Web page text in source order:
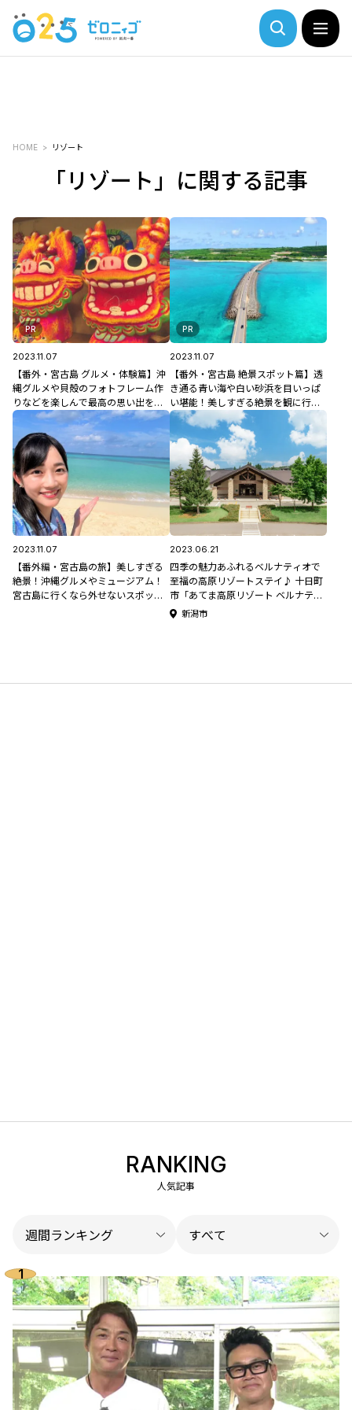
HOME リゾート
「リゾート」に関する記事
PR
2023.11.07
【番外・宮古島 グルメ・体験篇】沖
縄グルメや貝殻のフォトフレーム作
りなどを楽しんで最高の思い出を作
ろう♪
PR
2023.11.07
【番外・宮古島 絶景スポット篇】透
き通る青い海や白い砂浜を目いっぱ
い堪能！美しすぎる絶景を観に行こ
う♪
2023.11.07
【番外編・宮古島の旅】美しすぎる
絶景！沖縄グルメやミュージアム！
宮古島に行くなら外せないスポット5
2023.06.21
四季の魅力あふれるベルナティオで
至福の高原リゾートステイ♪ 十日町
市「あてま高原リゾート ベルナティ
オ」新潟市
RANKING
人気記事